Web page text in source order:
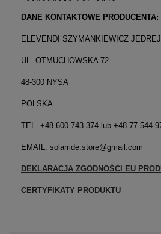
DANE KONTAKTOWE PRODUCENTA:
ELEVENDI SZYMANKIEWICZ
UL. OTMUCHOWSKA 72
48-300 NYSA
POLSKA
TEL. +48 600 743 374 lub +48 77 544
EMAIL: solarride.store@gmail.com
DEKLARACJA ZGODNOŚCI EU
CERTYFIKATY PRODUKTU